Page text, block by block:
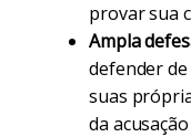
provar sua
Ampla
defender
suas
da